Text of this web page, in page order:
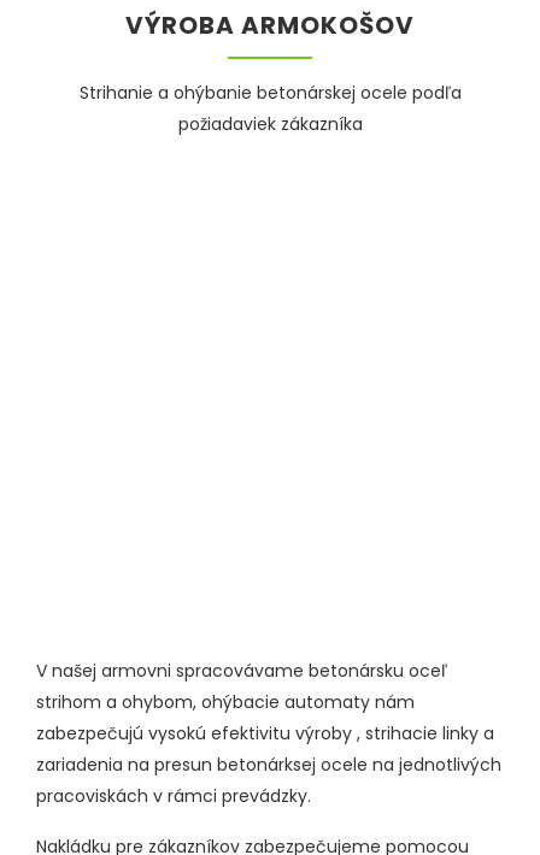
VÝROBA ARMOKOŠOV
Strihanie a ohýbanie betonárskej ocele podľa
požiadaviek zákazníka
V našej armovni spracovávame betonársku oceľ
strihom a ohybom, ohýbacie automaty nám
zabezpečujú vysokú efektivitu výroby , strihacie linky a
zariadenia na presun betonárksej ocele na jednotlivých
pracoviskách v rámci prevádzky.
Nakládku pre zákazníkov zabezpečujeme pomocou